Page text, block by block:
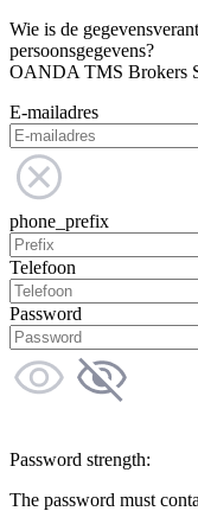
Wie is de
persoonsgegevens?
OANDA TMS Brokers
E-mailadres
phone_prefix
Telefoon
Password
Password strength:
The password must